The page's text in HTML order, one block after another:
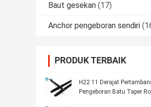
Baut gesekan (17)
Anchor pengeboran sendiri
PRODUK TERBAIK
H22 11 Derajat
Pengeboran Batu Taper